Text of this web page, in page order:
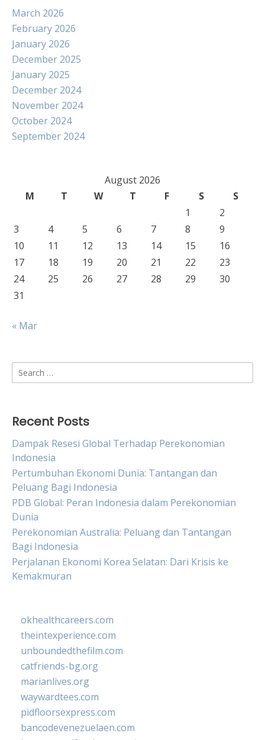
March 2026
February 2026
January 2026
December 2025
January 2025
December 2024
November 2024
October 2024
September 2024
August 2026
M
T W T F S
S
1
2
3
4 5 6 7 8
9
10
11 12 13 14 15
16
17
18 19 20 21 22
23
24
25 26 27 28 29
30
31
« Mar
Search
for:
Recent Posts
Dampak Resesi Global Terhadap Perekonomian
Indonesia
Pertumbuhan Ekonomi Dunia: Tantangan dan
Peluang Bagi Indonesia
PDB Global: Peran Indonesia dalam Perekonomian
Dunia
Perekonomian Australia: Peluang dan Tantangan
Bagi Indonesia
Perjalanan Ekonomi Korea Selatan: Dari Krisis ke
Kemakmuran
okhealthcareers.com
theintexperience.com
unboundedthefilm.com
catfriends-bg.org
marianlives.org
waywardtees.com
pidfloorsexpress.com
bancodevenezuelaen.com